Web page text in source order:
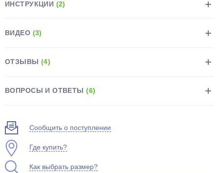
ИНСТРУКЦИИ (2)
ВИДЕО (3)
ОТЗЫВЫ (4)
ВОПРОСЫ И ОТВЕТЫ(6)
Сообщить о поступлении
Где купить?
Как выбрать размер?